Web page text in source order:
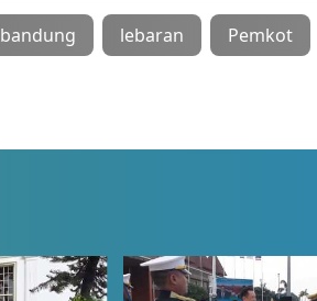
bandung lebaran Pemkot